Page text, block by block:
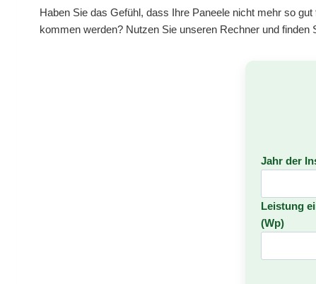
Haben Sie das Gefühl, dass Ihre Paneele nicht mehr so
kommen werden? Nutzen Sie unseren Rechner und
Jahr der
Leistung
(Wp)